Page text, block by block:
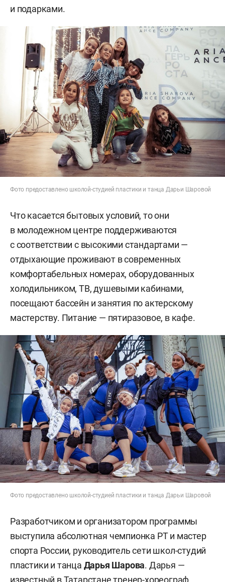
и подарками.
Фото предоставлено школой-студией пластики и танца Дарьи Шаровой
Что касается бытовых условий, то они
в молодежном центре поддерживаются
с соответствии с высокими стандартами —
отдыхающие проживают в современных
комфортабельных номерах, оборудованных
холодильником, ТВ, душевыми кабинами,
посещают бассейн и занятия по актерскому
мастерству. Питание — пятиразовое, в кафе.
Фото предоставлено школой-студией пластики и танца Дарьи Шаровой
Разработчиком и организатором программы
выступила абсолютная чемпионка РТ и мастер
спорта России, руководитель сети школ-студий
пластики и танца Дарья Шарова. Дарья —
известный в Татарстане тренер-хореограф,